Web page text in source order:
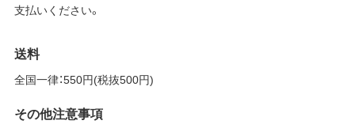
支払いください。
送料
全国一律：550円(税抜500円)
その他注意事項